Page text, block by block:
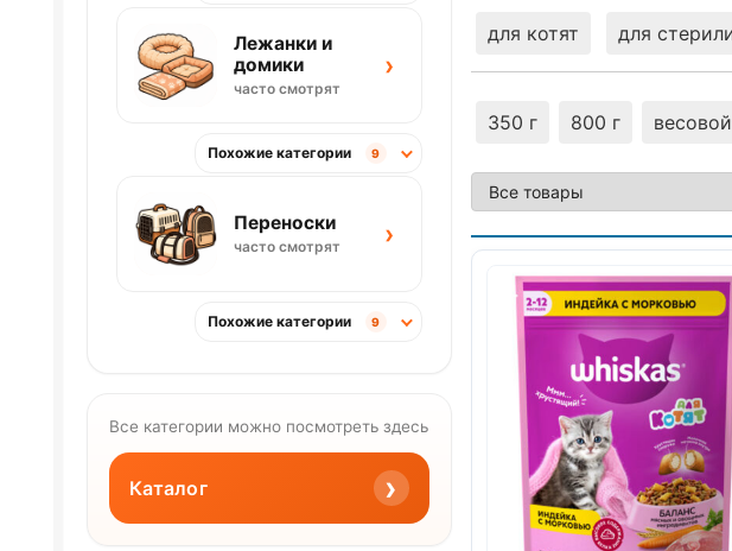
для котят для
350 г 800 г
Лежанки и
домики
часто смотрят
›
Похожие категории 9
Переноски
часто смотрят ›
Похожие категории 9
Все категории можно посмотреть здесь
Каталог ›